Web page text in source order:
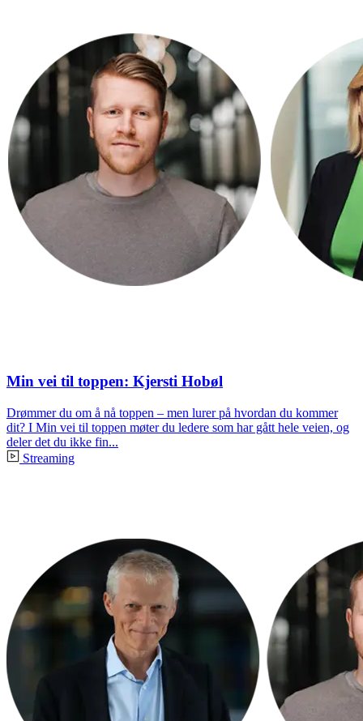
Min vei til toppen: Kjersti Hobøl
Drømmer du om å nå toppen – men lurer på hvordan du kommer
dit? I Min vei til toppen møter du ledere som har gått hele veien, og
deler det du ikke fin...
Streaming